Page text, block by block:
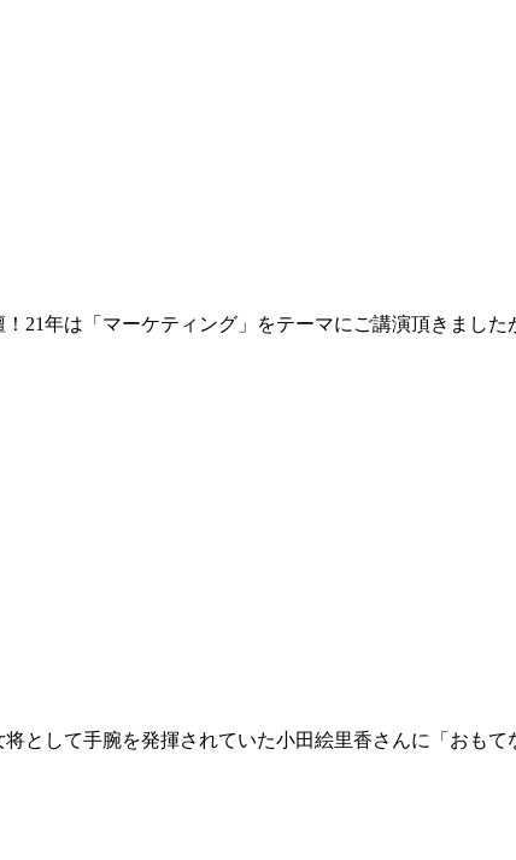
21年は「マーケティング」をテーマにご講演頂きまし
として手腕を発揮されていた小田絵里香さんに「おも